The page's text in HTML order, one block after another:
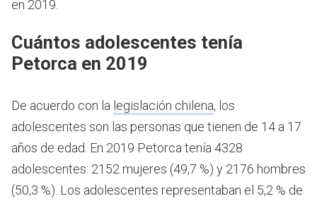
en 2019.
Cuántos adolescentes tenía
Petorca en 2019
De acuerdo con la legislación chilena, los
adolescentes son las personas que tienen de 14 a 17
años de edad. En 2019 Petorca tenía 4328
adolescentes: 2152 mujeres (49,7 %) y 2176 hombres
(50,3 %). Los adolescentes representaban el 5,2 % de